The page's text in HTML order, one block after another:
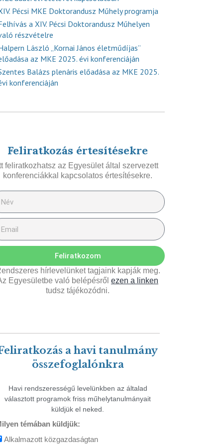
Pécsi MKE Doktorandusz Műhely programja
a XIV. Pécsi Doktorandusz Műhelyen
részvételre
László „Kornai János életműdíjas”
az MKE 2025. évi konferenciáján
Balázs plenáris előadása az MKE 2025.
konferenciáján
Feliratkozás értesítésekre
feliratkozhatsz az Egyesület által szervezett
konferenciákkal kapcsolatos értesítésekre.
Feliratkozom
hírlevelünket tagjaink kapják meg.
Egyesületbe való belépésről ezen a linken
tudsz tájékozódni.
a havi tanulmány
összefoglalónkra
Havi rendszerességű levelünkben az általad
választott programok friss műhelytanulmányait
küldjük el neked.
témában küldjük:
Alkalmazott közgazdaságtan